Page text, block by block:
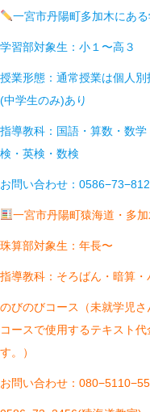
一宮市丹陽町多加木にあ
学習部対象生：小１〜高３
授業形態：通常授業は個人
(中学生のみ)あり
指導教科：国語・算数・数
検・英検・数検
お問い合わせ：
一宮市丹陽町猿海道・多
珠算部対象生：年長〜
指導教科：そろばん・暗算
のびのびコース（未就学児
コースで使用するテキスト
す。）
お問い合わせ：